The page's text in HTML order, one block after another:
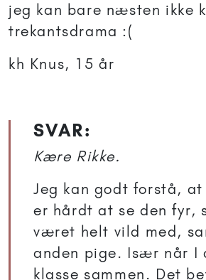
jeg kan bare næsten ikke
trekantsdrama :(
kh Knus, 15 år
SVAR:
Kære Rikke.
Jeg kan godt forstå, at
er hårdt at se den fyr,
været helt vild med,
anden pige. Især når I
klasse sammen. Det